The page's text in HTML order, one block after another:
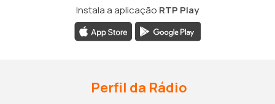
Instala a aplicação RTP Play
Perfil da Rádio